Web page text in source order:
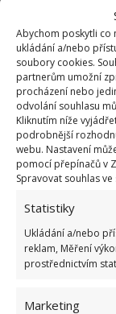
Abychom poskytli co
ukládání a/nebo
soubory cookies.
partnerům umožní
procházení nebo
odvolání souhlasu
Kliknutím níže
podrobnější
webu. Nastavení
pomocí přepínačů v
Spravovat souhlas
Statistiky
Ukládání a/nebo
reklam, Měření
prostřednictvím
Marketing
Kvíz
Kdo